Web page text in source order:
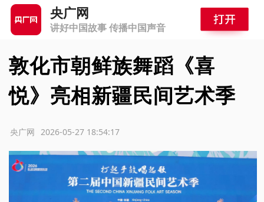
央广网
讲好中国故事 传播中国声音
敦化市朝鲜族舞蹈《喜
悦》亮相新疆民间艺术季
2026-05-27 18:54:17
央广网